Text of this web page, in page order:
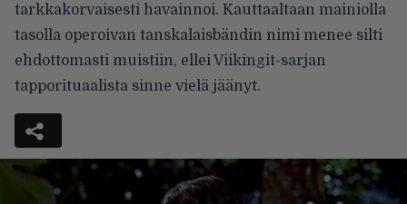
tarkkakorvaisesti havainnoi. Kauttaaltaan mainiolla
tasolla operoivan tanskalaisbändin nimi menee silti
ehdottomasti muistiin, ellei Viikingit-sarjan
tapporituaalista sinne vielä jäänyt.